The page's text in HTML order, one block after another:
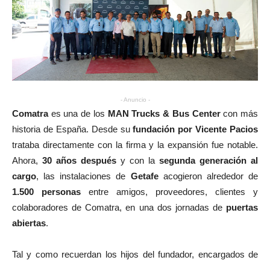
- Anuncio -
Comatraes una de los MAN Trucks & Bus Centercon más
historia de España. Desde sufundación por Vicente Pacios
trataba directamente con la firma y la expansión fue notable.
Ahora, 30 años después y con la segunda generación al
cargo, las instalaciones de Getafeacogieron alrededor de
1.500 personas entre amigos, proveedores, clientes y
colaboradores de Comatra, en una dos jornadas depuertas
abiertas.
Tal y como recuerdan los hijos del fundador, encargados de